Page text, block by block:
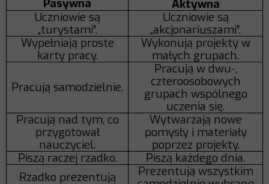
Pasywna
Aktywna
Uczniowie są
„turystami”.
Uczniowie są
„akcjonariuszami”.
Wypełniają proste
karty pracy.
Wykonują projekty w
małych grupach.
Pracują samodzielnie.
Pracują w dwu-,
czteroosobowych
grupach wspólnego
uczenia się.
Pracują nad tym, co
przygotował
nauczyciel.
Wytwarzają nowe
pomysły i materiały
poprzez projekty.
Piszą raczej rzadko.
Piszą każdego dnia.
Rzadko prezentują
Prezentują wszystkim